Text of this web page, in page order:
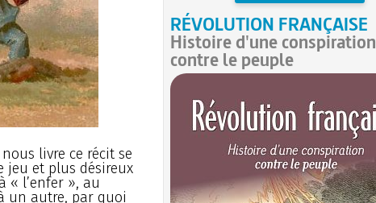
livre ce récit se
jeu et plus désireux
« l’enfer », au
un autre, par quoi
RÉVOLUTION FRANÇAISE
Histoire d'une conspiration
contre le peuple